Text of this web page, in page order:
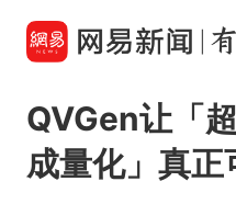
QVGen让「
成量化」真正